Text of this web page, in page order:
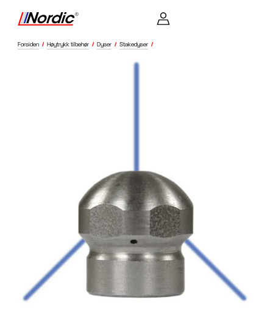
Forsiden / Høytrykk tilbehør / Dyser / Stakedyser /